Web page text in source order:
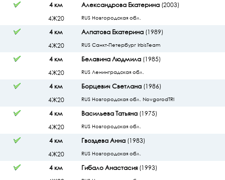
4 км
4Ж20
Александрова Екатерина(2003)
RUS Новгородская обл.
4 км
4Ж20
Алпатова Екатерина(1989)
RUS Санкт-Петербург IrbisTeam
4 км
4Ж20
Белавина Людмила(1985)
RUS Ленинградская обл.
4 км
4Ж20
Борцевич Светлана(1986)
RUS Новгородская обл. NovgorodTRI
4 км
4Ж20
Васильева Татьяна(1975)
RUS Новгородская обл.
4 км
4Ж20
Гвоздева Анна(1983)
RUS Новгородская обл.
4 км
Гибало Анастасия(1993)